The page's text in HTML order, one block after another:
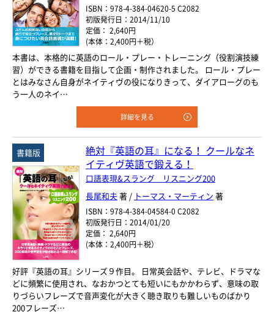
ISBN：978-4-384-04620-5 C2082
初版発行日：2014/11/10
定価： 2,640円
(本体：2,400円＋税）
本書は、本格的に英語のロール・プレー・トレーニング（役割演技練
習）ができる書籍を目指して企画・制作されました。 ロール・プレー
とはみなさん自身がネイティヴの役になりきって、ダイアローグのも
う一人のネイ…
詳細を見る
絶対『英語の耳』になる！ クールなネ
イティヴ英語で鍛える！
口語表現&スラング リスニング200
長尾和夫 著 / トーマス・マーティン 著
ISBN：978-4-384-04584-0 C2082
初版発行日：2014/01/20
定価： 2,640円
(本体：2,400円＋税）
好評『英語の耳』シリーズ９作目。 日常英会話や、テレビ、ドラマな
どに頻繁に使用され、なおかつとても短いにもかかわらず、意味の取
りづらいフレーズで音声変化が大きく聴き取りも難しいものばかり
200フレーズ…
書籍版